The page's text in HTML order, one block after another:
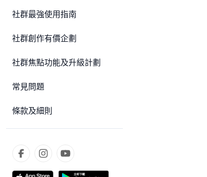
社群最強使用指南
社群創作有價企劃
社群焦點功能及升級計劃
常見問題
條款及細則